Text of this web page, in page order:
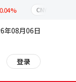
CNY
年08月06日
登录